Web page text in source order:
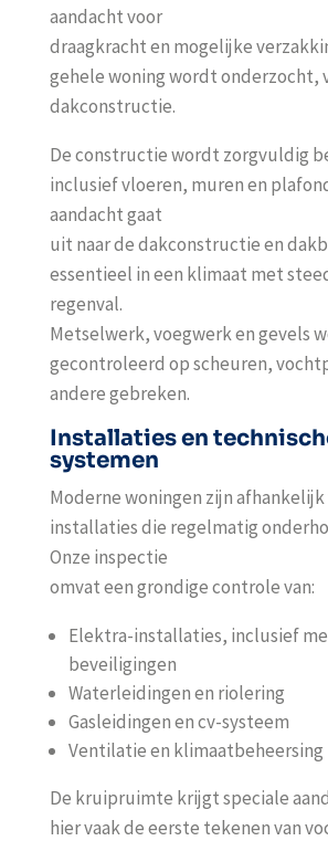
aandacht voor
draagkracht en mogelijke
gehele woning wordt onderzocht,
dakconstructie.
De constructie wordt zorgvuldig
inclusief vloeren, muren en
aandacht gaat
uit naar de dakconstructie en
essentieel in een klimaat met
regenval.
Metselwerk, voegwerk en gevels
gecontroleerd op scheuren,
andere gebreken.
Installaties en
systemen
Moderne woningen zijn
installaties die regelmatig
Onze inspectie
omvat een grondige controle van:
Elektra-installaties, inclusief
beveiligingen
Waterleidingen en riolering
Gasleidingen en cv-systeem
Ventilatie en klimaatbeheersing
De kruipruimte krijgt speciale
hier vaak de eerste tekenen van